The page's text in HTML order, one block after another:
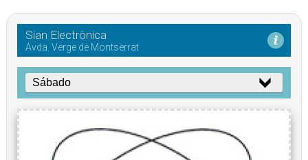
Sian Electrònica
Avda. Verge de Montserrat